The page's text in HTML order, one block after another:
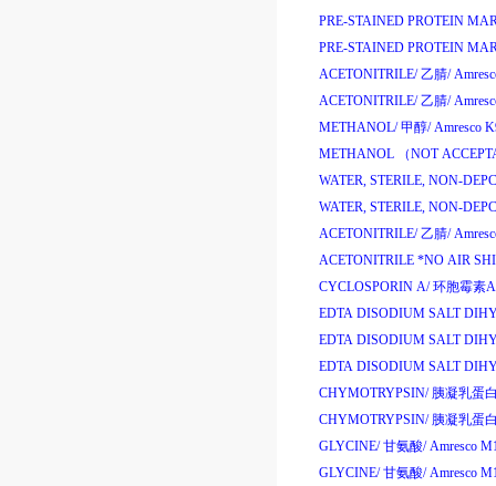
PRE-STAINED PROTEIN
PRE-STAINED PROTEIN
ACETONITRILE/ 乙腈/
ACETONITRILE/ 乙腈/
METHANOL/ 甲醇/ Amresco
METHANOL （NOT
WATER, STERILE, NON-
WATER, STERILE, NON-
ACETONITRILE/ 乙腈/
ACETONITRILE *NO AIR
CYCLOSPORIN A/ 环胞霉素
EDTA DISODIUM SALT
EDTA DISODIUM SALT
EDTA DISODIUM SALT
CHYMOTRYPSIN/ 胰凝乳蛋
CHYMOTRYPSIN/ 胰凝乳蛋
GLYCINE/ 甘氨酸/ Amresco
GLYCINE/ 甘氨酸/ Amresco